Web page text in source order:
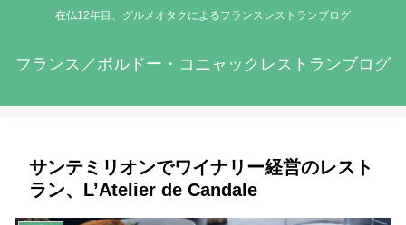
在仏12年目、グルメオタクによるフランスレストランブログ
フランス／ボルドー・コニャックレストランブログ
サンテミリオンでワイナリー経営のレスト
ラン、L’Atelier de Candale